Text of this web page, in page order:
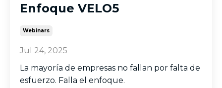
Enfoque VELO5
Webinars
Jul 24, 2025
La mayoría de empresas no fallan por falta de
esfuerzo. Falla el enfoque.